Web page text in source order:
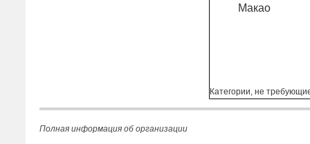
Макао
Категории, не
Полная информация об организации